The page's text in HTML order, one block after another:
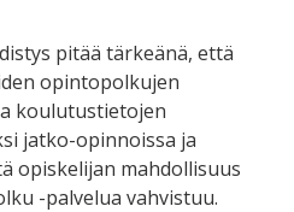
pitää tärkeänä, että
opintopolkujen
koulutustietojen
jatko-opinnoissa ja
opiskelijan mahdollisuus
-palvelua vahvistuu.